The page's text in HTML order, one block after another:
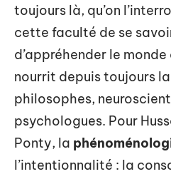
toujours là, qu’on
cette faculté de se
d’appréhender le
nourrit depuis toujours
philosophes,
psychologues. Pour
Ponty, la
l’intentionnalité : la